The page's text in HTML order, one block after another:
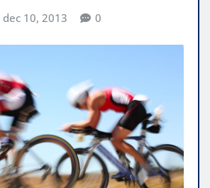
dec 10, 2013 0